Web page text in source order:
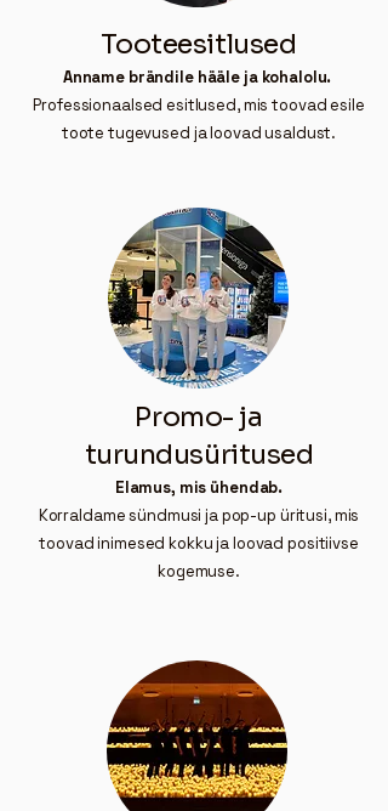
Tooteesitlused
Anname brändile hääle ja kohalolu.
Professionaalsed esitlused, mis toovad esile
toote tugevused ja loovad usaldust.
Promo- ja
turundusüritused
Elamus, mis ühendab.
Korraldame sündmusi ja pop-up üritusi, mis
toovad inimesed kokku ja loovad positiivse
kogemuse.